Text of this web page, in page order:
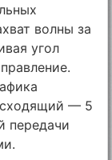
волны за
угол
— 5
передачи